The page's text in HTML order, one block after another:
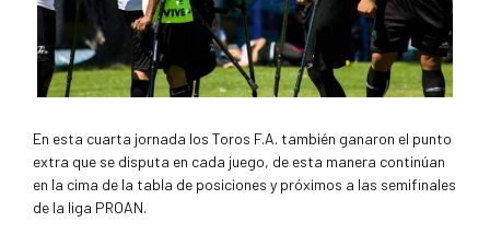
En esta cuarta jornada los Toros F.A. también ganaron el punto
extra que se disputa en cada juego, de esta manera continúan
en la cima de la tabla de posiciones y próximos a las semifinales
de la liga PROAN.